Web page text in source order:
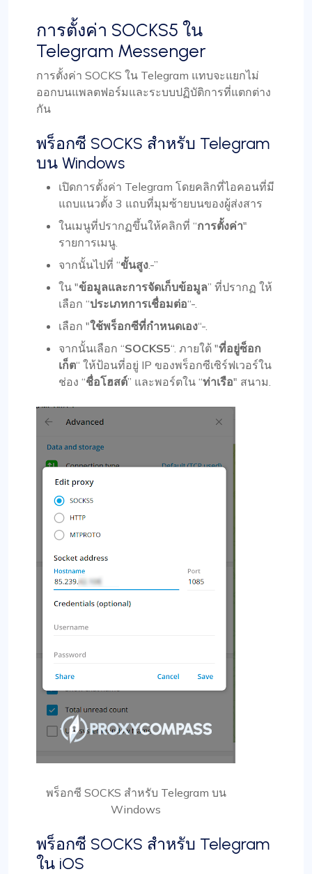
การตั้งค่า SOCKS5 ใน
Telegram Messenger
การตั้งค่า SOCKS ใน Telegram แทบจะแยกไม่
ออกบนแพลตฟอร์มและระบบปฏิบัติการที่แตกต่าง
กัน
พร็อกซี SOCKS สำหรับ Telegram
บน Windows
เปิดการตั้งค่า Telegram โดยคลิกที่ไอคอนที่มี
แถบแนวตั้ง 3 แถบที่มุมซ้ายบนของผู้ส่งสาร
ในเมนูที่ปรากฏขึ้นให้คลิกที่ “การตั้งค่า"
รายการเมนู.
จากนั้นไปที่ “ขั้นสูง.-”
ใน "ข้อมูลและการจัดเก็บข้อมูล” ที่ปรากฏ ให้
เลือก “ประเภทการเชื่อมต่อ“-.
เลือก "ใช้พร็อกซีที่กำหนดเอง“-.
จากนั้นเลือก “SOCKS5“. ภายใต้ "ที่อยู่ซ็อก
เก็ต“ ให้ป้อนที่อยู่ IP ของพร็อกซีเซิร์ฟเวอร์ใน
ช่อง “ชื่อโฮสต์” และพอร์ตใน “ท่าเรือ" สนาม.
พร็อกซี SOCKS สำหรับ Telegram บน
Windows
พร็อกซี SOCKS สำหรับ Telegram
ใน iOS